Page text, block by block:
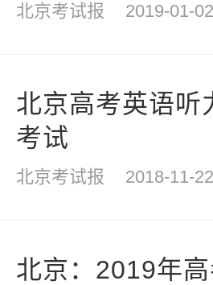
北京考试报 2019-01-02
北京高考英语听
考试
北京考试报 2018-11-22
北京：2019年